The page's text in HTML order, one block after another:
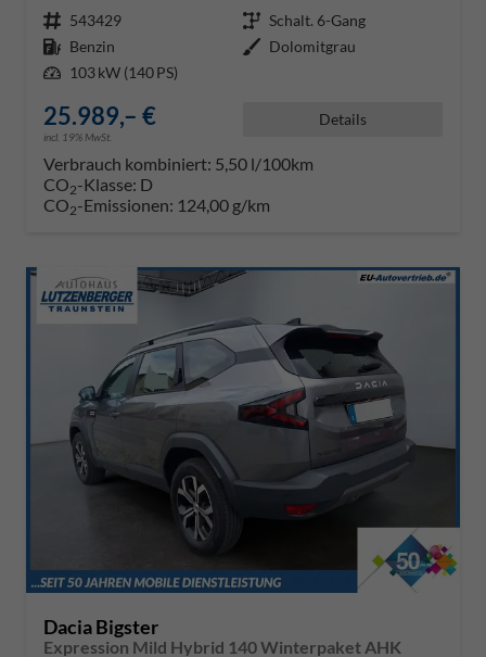
Fahrzeugnr. 543429 Getriebe Schalt. 6-Gang
Kraftstoff Benzin Außenfarbe Dolomitgrau
Leistung 103 kW (140 PS)
25.989,– €
incl. 19% MwSt.
Details
Verbrauch kombiniert: 5,50 l/100km
CO2-Klasse: D
CO2-Emissionen: 124,00 g/km
Dacia Bigster
Expression Mild Hybrid 140 Winterpaket AHK